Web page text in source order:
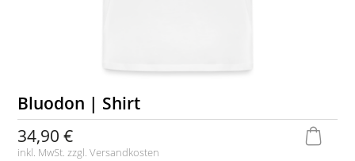
Bluodon | Shirt
34,90 €
inkl. MwSt. zzgl.Versandkosten